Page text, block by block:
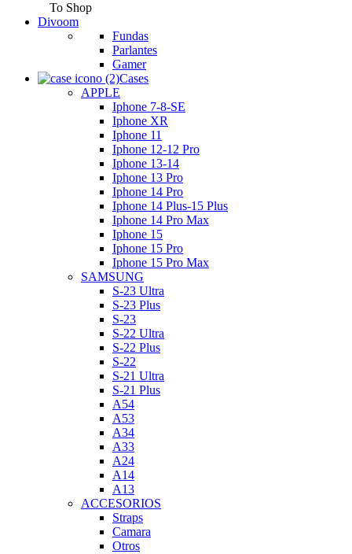
To Shop
Divoom
Fundas
Parlantes
Gamer
Cases
APPLE
Iphone 7-8-SE
Iphone XR
Iphone 11
Iphone 12-12 Pro
Iphone 13-14
Iphone 13 Pro
Iphone 14 Pro
Iphone 14 Plus-15 Plus
Iphone 14 Pro Max
Iphone 15
Iphone 15 Pro
Iphone 15 Pro Max
SAMSUNG
S-23 Ultra
S-23 Plus
S-23
S-22 Ultra
S-22 Plus
S-22
S-21 Ultra
S-21 Plus
A54
A53
A34
A33
A24
A14
A13
ACCESORIOS
Straps
Camara
Otros